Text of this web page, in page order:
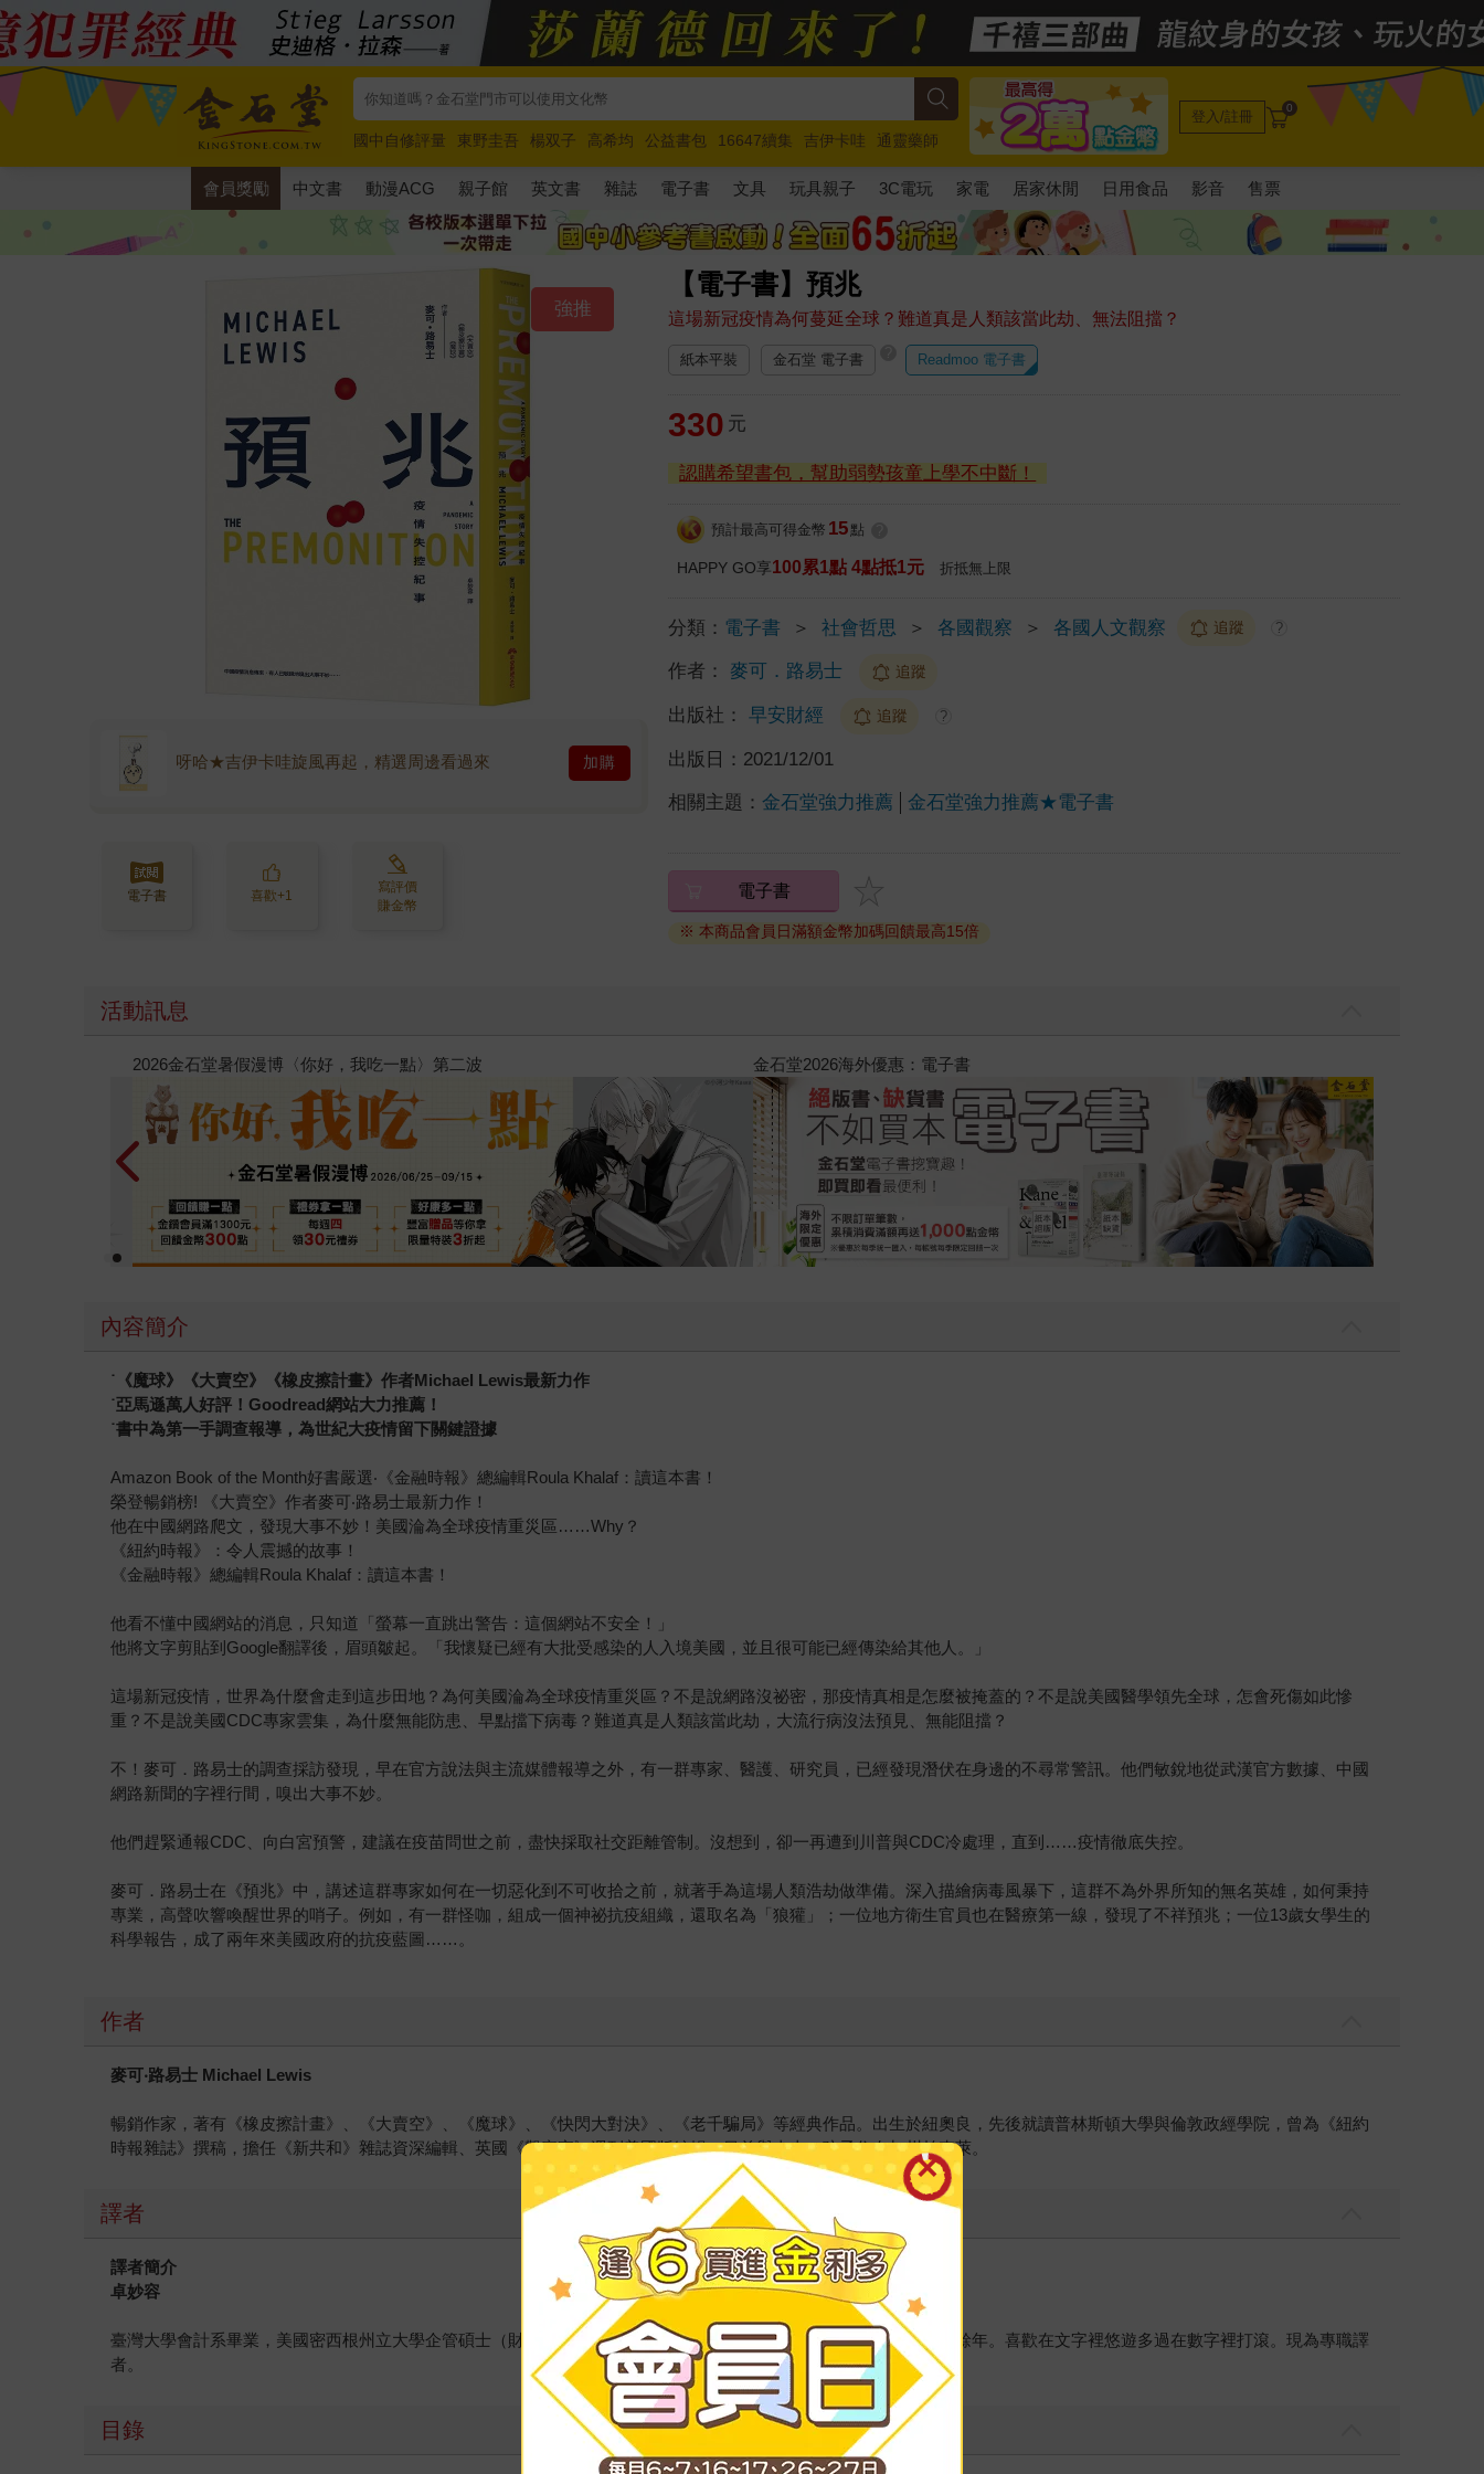
國中自修評量 東野圭吾 楊双子 高希均 公益書包 16647續集 吉伊卡哇
通靈藥師
唯紅花綻放
奧德賽 路邊攤新作 馬斯克 玩具總動員5 超慢跑
登入/註冊 0
會員獎勵 中文書 動漫ACG 親子館 英文書 雜誌 電子書 文具 玩具親子 3C電玩 家電 居家休閒 日用食品 影音 售票
【電子書】預兆
這場新冠疫情為何蔓延全球？難道真是人類該當此劫、無法阻擋？
強推
呀哈★吉伊卡哇旋風再起，精選周邊看過來 加購
電子書 喜歡+1
寫評價
賺金幣
紙本平裝 金石堂 電子書 Readmoo 電子書
330 元
認購希望書包，幫助弱勢孩童上學不中斷！
預計最高可得金幣 15 點
HAPPY GO享100累1點 4點抵1元 折抵無上限
分類： 電子書 ＞ 社會哲思 ＞ 各國觀察 ＞ 各國人文觀察 追蹤 ?
作者： 麥可．路易士 追蹤
出版社： 早安財經 追蹤 ?
出版日： 2021/12/01
相關主題：金石堂強力推薦 金石堂強力推薦★電子書
電子書
※ 本商品會員日滿額金幣加碼回饋最高15倍
活動訊息
春光ｘ奇幻基地｜全書系展 2026金石堂暑假漫博〈你好，我吃一點〉第二波
內容簡介
˙《魔球》《大賣空》《橡皮擦計畫》作者Michael Lewis最新力作
˙亞馬遜萬人好評！Goodread網站大力推薦！
˙書中為第一手調查報導，為世紀大疫情留下關鍵證據
Amazon Book of the Month好書嚴選‧《金融時報》總編輯Roula Khalaf：讀這本書！
榮登暢銷榜! 《大賣空》作者麥可‧路易士最新力作！
他在中國網路爬文，發現大事不妙！美國淪為全球疫情重災區……Why？
《紐約時報》：令人震撼的故事！
《金融時報》總編輯Roula Khalaf：讀這本書！
他看不懂中國網站的消息，只知道「螢幕一直跳出警告：這個網站不安全！」
他將文字剪貼到Google翻譯後，眉頭皺起。「我懷疑已經有大批受感染的人入境美國，並且很可能已經傳染給其他人。」
這場新冠疫情，世界為什麼會走到這步田地？為何美國淪為全球疫情重災區？不是說網路沒祕密，那疫情真相是怎麼被掩蓋的？不是說美國醫學領先全球，怎會死傷如此慘
重？不是說美國CDC專家雲集，為什麼無能防患、早點擋下病毒？難道真是人類該當此劫，大流行病沒法預見、無能阻擋？
不！麥可．路易士的調查採訪發現，早在官方說法與主流媒體報導之外，有一群專家、醫護、研究員，已經發現潛伏在身邊的不尋常警訊。他們敏銳地從武漢官方數據、中國
網路新聞的字裡行間，嗅出大事不妙。
他們趕緊通報CDC、向白宮預警，建議在疫苗問世之前，盡快採取社交距離管制。沒想到，卻一再遭到川普與CDC冷處理，直到……疫情徹底失控。
麥可．路易士在《預兆》中，講述這群專家如何在一切惡化到不可收拾之前，就著手為這場人類浩劫做準備。深入描繪病毒風暴下，這群不為外界所知的無名英雄，如何秉持
專業，高聲吹響喚醒世界的哨子。例如，有一群怪咖，組成一個神祕抗疫組織，還取名為「狼獾」；一位地方衛生官員也在醫療第一線，發現了不祥預兆；一位13歲女學生的
科學報告，成了兩年來美國政府的抗疫藍圖……。
作者
麥可‧路易士 Michael Lewis
暢銷作家，著有《橡皮擦計畫》、《大賣空》、《魔球》、《快閃大對決》、《老千騙局》等經典作品。出生於紐奧良，先後就讀普林斯頓大學與倫敦政經學院，曾為《紐約
時報雜誌》撰稿，擔任《新共和》雜誌資深編輯、英國《觀察家》週刊美國版編輯，目前與太太、孩子住在加州柏克萊。
譯者
譯者簡介
卓妙容
臺灣大學會計系畢業，美國密西根州立大學企管碩士（財務金融﹑專業會計雙主修）。曾任職矽谷科技公司財務部十餘年。喜歡在文字裡悠遊多過在數字裡打滾。現為專職譯
者。
目錄